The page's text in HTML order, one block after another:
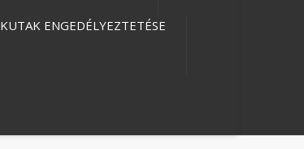
KUTAK ENGEDÉLYEZTETÉSE